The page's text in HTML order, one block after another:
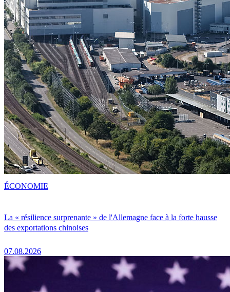
La « résilience surprenante » de l'Allemagne face à la forte hausse
des exportations chinoises
07.08.2026
ÉCONOMIE